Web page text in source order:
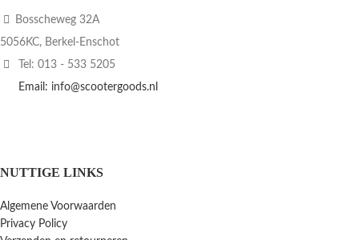
Bosscheweg 32A
5056KC, Berkel-Enschot
Tel: 013 - 533 5205
Email: info@scootergoods.nl
NUTTIGE LINKS
Algemene Voorwaarden
Privacy Policy